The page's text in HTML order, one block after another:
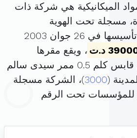
الميكانيكية هي شركة ذات
مسجلة تحت الهوية
. تم تأسيسها في 26 جوان 2003
د.ت
، ويقع مقرها
الرئيسي في طريق قابس كلم 0.5 ممر سيدى سالم
(
3000)، الشركة مسجلة
تحت الرقم